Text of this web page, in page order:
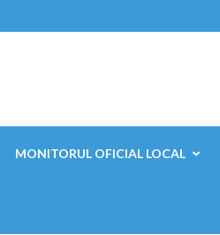
Mehedinți
MONITORUL OFICIAL LOCAL